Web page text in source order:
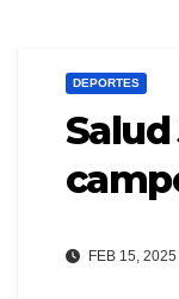
DEPORTES
Salud
FEB 15, 2025